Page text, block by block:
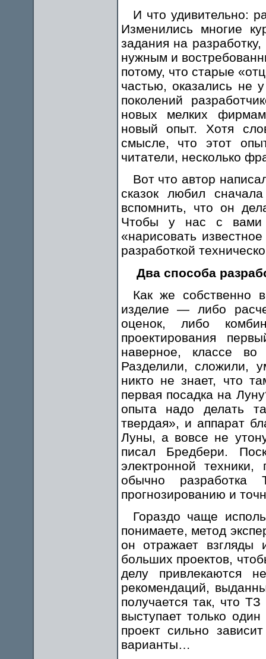
И что удивительно:
Изменились многие
задания на
нужным и
потому, что старые
частью, оказались не
поколений
новых мелких
новый опыт. Хотя
смысле, что этот
читатели, несколько
Вот что автор
сказок любил
вспомнить, что он
Чтобы у нас с вами
«нарисовать
разработкой
Два способа
Как же собственно
изделие — либо
оценок, либо
проектирования
наверное, классе
Разделили, сложили,
никто не знает, что
первая посадка на
опыта надо делать
твердая», и аппарат
Луны, а вовсе не
писал Бредбери.
электронной
обычно разработка
прогнозированию и
Гораздо чаще
понимаете, метод
он отражает взгляды
больших проектов,
делу привлекаются
рекомендаций,
получается так, что
выступает только
проект сильно
варианты…